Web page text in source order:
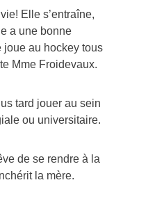
Elle s’entraîne,
a une bonne
joue au hockey tous
Mme Froidevaux.
tard jouer au sein
ou universitaire.
de se rendre à la
la mère.